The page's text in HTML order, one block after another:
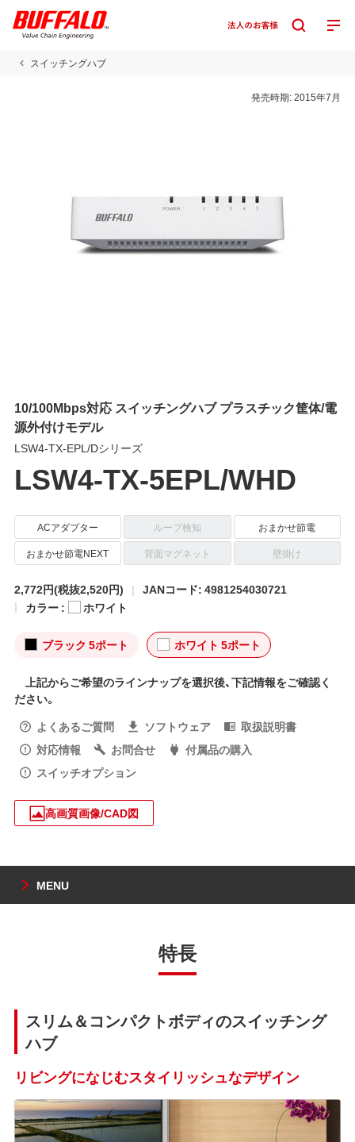
スイッチングハブ
発売時期:2015年7月
10/100Mbps対応 スイッチングハブ プラスチック筐体/電
源外付けモデル
LSW4-TX-EPL/Dシリーズ
LSW4-TX-5EPL/WHD
ACアダプター ループ検知
おまかせ節電
おまかせ節電NEXT
背面マグネット 壁掛け
2,772円(税抜2,520円)
JANコード: 4981254030721
カラー :
ホワイト
ブラック 5ポート ホワイト 5ポート
上記からご希望のラインナップを選択後、下記情報をご確認く
ださい。
よくあるご質問
ソフトウェア
取扱説明書
対応情報
お問合せ
付属品の購入
スイッチオプション
高画質画像/CAD図
MENU
特長
スリム＆コンパクトボディのスイッチング
ハブ
リビングになじむスタイリッシュなデザイン